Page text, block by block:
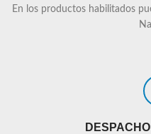
En los productos habilitados